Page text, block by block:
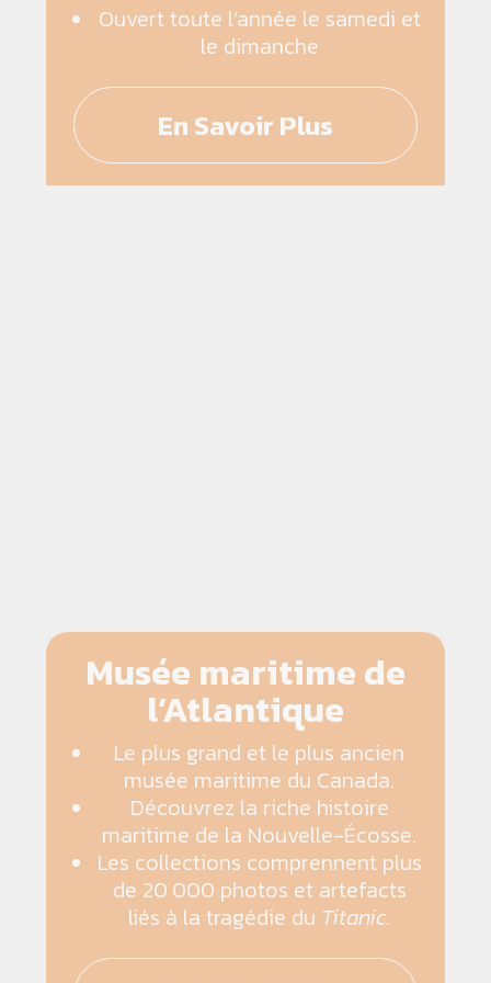
Ouvert toute l’année le samedi et
le dimanche
En Savoir Plus
Musée maritime de
l’Atlantique
Le plus grand et le plus ancien
musée maritime du Canada.
Découvrez la riche histoire
maritime de la Nouvelle-Écosse.
Les collections comprennent plus
de 20 000 photos et artefacts
liés à la tragédie du Titanic.